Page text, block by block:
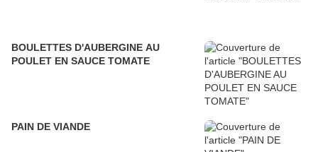
BOULETTES D'AUBERGINE AU
POULET EN SAUCE TOMATE
PAIN DE VIANDE